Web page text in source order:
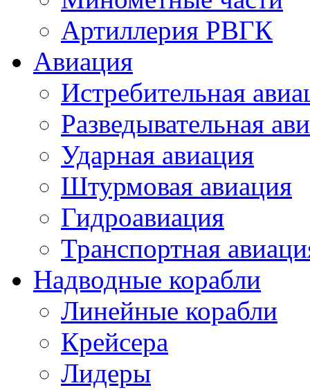
Артиллерия РВГК
Авиация
Истребительная
Разведывательная
Ударная авиация
Штурмовая авиация
Гидроавиация
Транспортная
Надводные корабли
Линейные корабли
Крейсера
Лидеры